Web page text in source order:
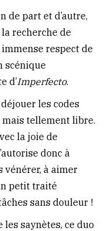
de part et d’autre,
recherche de
respect de
scénique
d’Imperfecto.
les codes
tellement libre.
la joie de
donc à
vénérer, à aimer
petit traité
sans douleur !
saynètes, ce duo